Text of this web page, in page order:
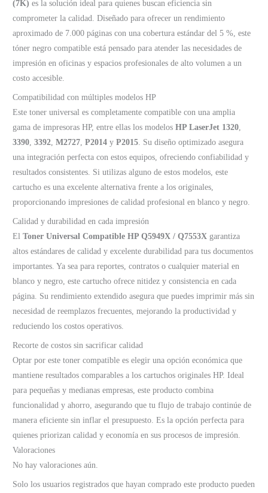
(7K) es la solución ideal para quienes buscan eficiencia sin
comprometer la calidad. Diseñado para ofrecer un rendimiento
aproximado de 7.000 páginas con una cobertura estándar del 5 %, este
tóner negro compatible está pensado para atender las necesidades de
impresión en oficinas y espacios profesionales de alto volumen a un
costo accesible.
Compatibilidad con múltiples modelos HP
Este toner universal es completamente compatible con una amplia
gama de impresoras HP, entre ellas los modelosHP LaserJet 1320,
3390,3392,M2727,P2014 yP2015. Su diseño optimizado asegura
una integración perfecta con estos equipos, ofreciendo confiabilidad y
resultados consistentes. Si utilizas alguno de estos modelos, este
cartucho es una excelente alternativa frente a los originales,
proporcionando impresiones de calidad profesional en blanco y negro.
Calidad y durabilidad en cada impresión
ElToner Universal Compatible HP Q5949X / Q7553X garantiza
altos estándares de calidad y excelente durabilidad para tus documentos
importantes. Ya sea para reportes, contratos o cualquier material en
blanco y negro, este cartucho ofrece nitidez y consistencia en cada
página. Su rendimiento extendido asegura que puedes imprimir más sin
necesidad de reemplazos frecuentes, mejorando la productividad y
reduciendo los costos operativos.
Recorte de costos sin sacrificar calidad
Optar por este toner compatible es elegir una opción económica que
mantiene resultados comparables a los cartuchos originales HP. Ideal
para pequeñas y medianas empresas, este producto combina
funcionalidad y ahorro, asegurando que tu flujo de trabajo continúe de
manera eficiente sin inflar el presupuesto. Es la opción perfecta para
quienes priorizan calidad y economía en sus procesos de impresión.
Valoraciones
No hay valoraciones aún.
Solo los usuarios registrados que hayan comprado este producto pueden